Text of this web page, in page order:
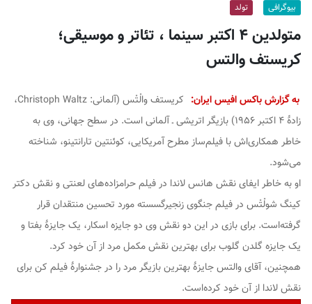
بیوگرافی تولد
متولدین ۴ اکتبر سینما ، تئاتر و موسیقی؛
کریستف والتس
به گزارش باکس افیس ایران: کریستف والْتْس (آلمانی: Christoph Waltz،
زادهٔ ۴ اکتبر ۱۹۵۶) بازیگر اتریشی ـ آلمانی است. در سطح جهانی، وی به
خاطر همکاری‌اش با فیلم‌ساز مطرح آمریکایی، کوئنتین تارانتینو، شناخته
می‌شود.
او به خاطر ایفای نقش هانس لاندا در فیلمحرامزاده‌های لعنتیو نقش دکتر
کینگ شولْتْس در فیلمجنگوی زنجیرگسستهمورد تحسین منتقدان قرار
گرفته‌است. برای بازی در این دو نقش وی دو جایزه اسکار، یک جایزهٔ بفتا و
یک جایزه گلدن گلوب برای بهترین نقش مکمل مرد از آن خود کرد.
همچنین، آقای والتس جایزهٔ بهترین بازیگر مرد را در جشنوارهٔ فیلم کن برای
نقش لاندا از آن خود کرده‌است.